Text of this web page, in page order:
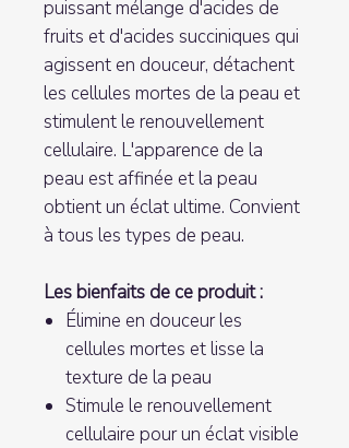
puissant mélange d'acides de
fruits et d'acides succiniques qui
agissent en douceur, détachent
les cellules mortes de la peau et
stimulent le renouvellement
cellulaire. L'apparence de la
peau est affinée et la peau
obtient un éclat ultime. Convient
à tous les types de peau.
Les bienfaits de ce produit :
Élimine en douceur les
cellules mortes et lisse la
texture de la peau
Stimule le renouvellement
cellulaire pour un éclat visible